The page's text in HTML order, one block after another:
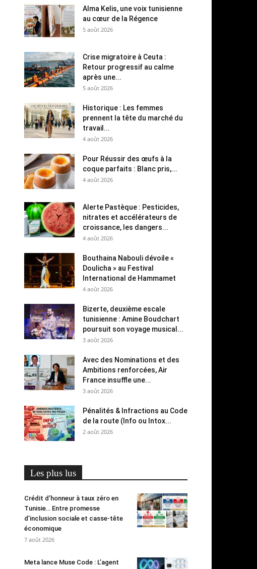
Alma Kelis, une voix tunisienne
au cœur de la Régence
5 août 2026
Crise migratoire à Ceuta :
Retour progressif au calme
après une...
5 août 2026
Historique : Les femmes
prennent la tête du marché du
travail...
4 août 2026
Pour Réussir des œufs à la
coque parfaits : Blanc pris,...
4 août 2026
Alerte Pastèque : Pesticides,
nitrates et accélérateurs de
croissance, les dangers...
4 août 2026
Bouthaina Nabouli dévoile «
Doulicha » au Festival
International de Hammamet
4 août 2026
Bizerte, deuxième escale
tunisienne : Amine Boudchart
poursuit son voyage musical...
3 août 2026
Avec des Nominations et des
Ambitions renforcées, Air
France insuffle une...
3 août 2026
Pénalités & Infractions au Code
de la route (Info ou Intox...
2 août 2026
Les plus lus
Crédit d’honneur à taux zéro en
Tunisie… Entre promesse
d’inclusion sociale et casse-tête
économique
7 août 2026
Meta lance Muse Code : L’agent